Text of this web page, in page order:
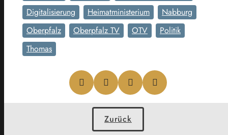
Digitalisierung
Heimatministerium
Nabburg
Oberpfalz
Oberpfalz TV OTV
Politik
Thomas
Zurück